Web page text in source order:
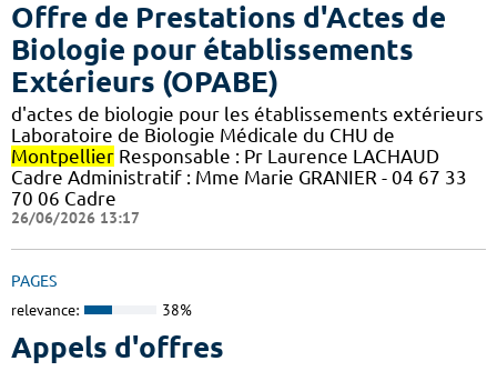
Offre de Prestations d'Actes de
Biologie pour établissements
Extérieurs (OPABE)
d'actes de biologie pour les établissements extérieurs
Laboratoire de Biologie Médicale du CHU de
Montpellier Responsable : Pr Laurence LACHAUD
Cadre Administratif : Mme Marie GRANIER - 04 67 33
70 06 Cadre
26/06/2026 13:17
PAGES
relevance: 38%
Appels d'offres